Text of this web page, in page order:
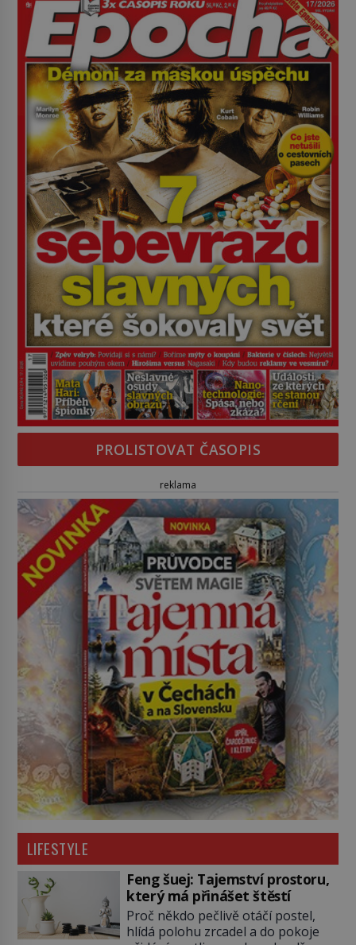
PROLISTOVAT ČASOPIS
reklama
LIFESTYLE
Feng šuej: Tajemství prostoru,
který má přinášet štěstí
Proč někdo pečlivě otáčí postel,
hlídá polohu zrcadel a do pokoje